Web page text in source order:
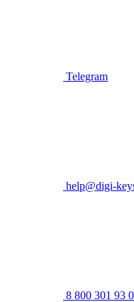
Telegram
help@digi-
8 800 301 93